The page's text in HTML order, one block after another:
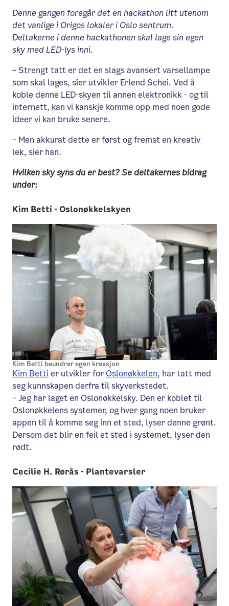
Denne gangen foregår det en hackathon litt utenom
det vanlige i Origos lokaler i Oslo sentrum.
Deltakerne i denne hackathonen skal lage sin egen
sky med LED-lys inni.
– Strengt tatt er det en slags avansert varsellampe
som skal lages, sier utvikler Erlend Schei. Ved å
koble denne LED-skyen til annen elektronikk - og til
internett, kan vi kanskje komme opp med noen gode
ideer vi kan bruke senere.
– Men akkurat dette er først og fremst en kreativ
lek, sier han.
Hvilken sky syns du er best? Se deltakernes bidrag
under:
Kim Betti - Oslonøkkelskyen
Kim Betti beundrer egen kreasjon
Kim Betti er utvikler forOslonøkkelen, har tatt med
seg kunnskapen derfra til skyverkstedet.
– Jeg har laget en Oslonøkkelsky. Den er koblet til
Oslonøkkelens systemer, og hver gang noen bruker
appen til å komme seg inn et sted, lyser denne grønt.
Dersom det blir en feil et sted i systemet, lyser den
rødt.
Cecilie H. Rørås - Plantevarsler